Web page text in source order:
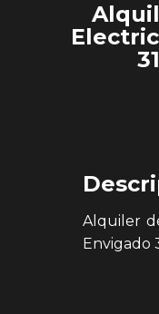
Alquiler
Envigado